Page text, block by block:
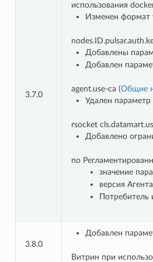
3.7.0
использования
Изменен формат
Добавлены
Добавлен
agent.use-ca (Общие
Удален
rsocket
Добавлено
по
значение
версия
3.8.0
Добавлен
Витрин при